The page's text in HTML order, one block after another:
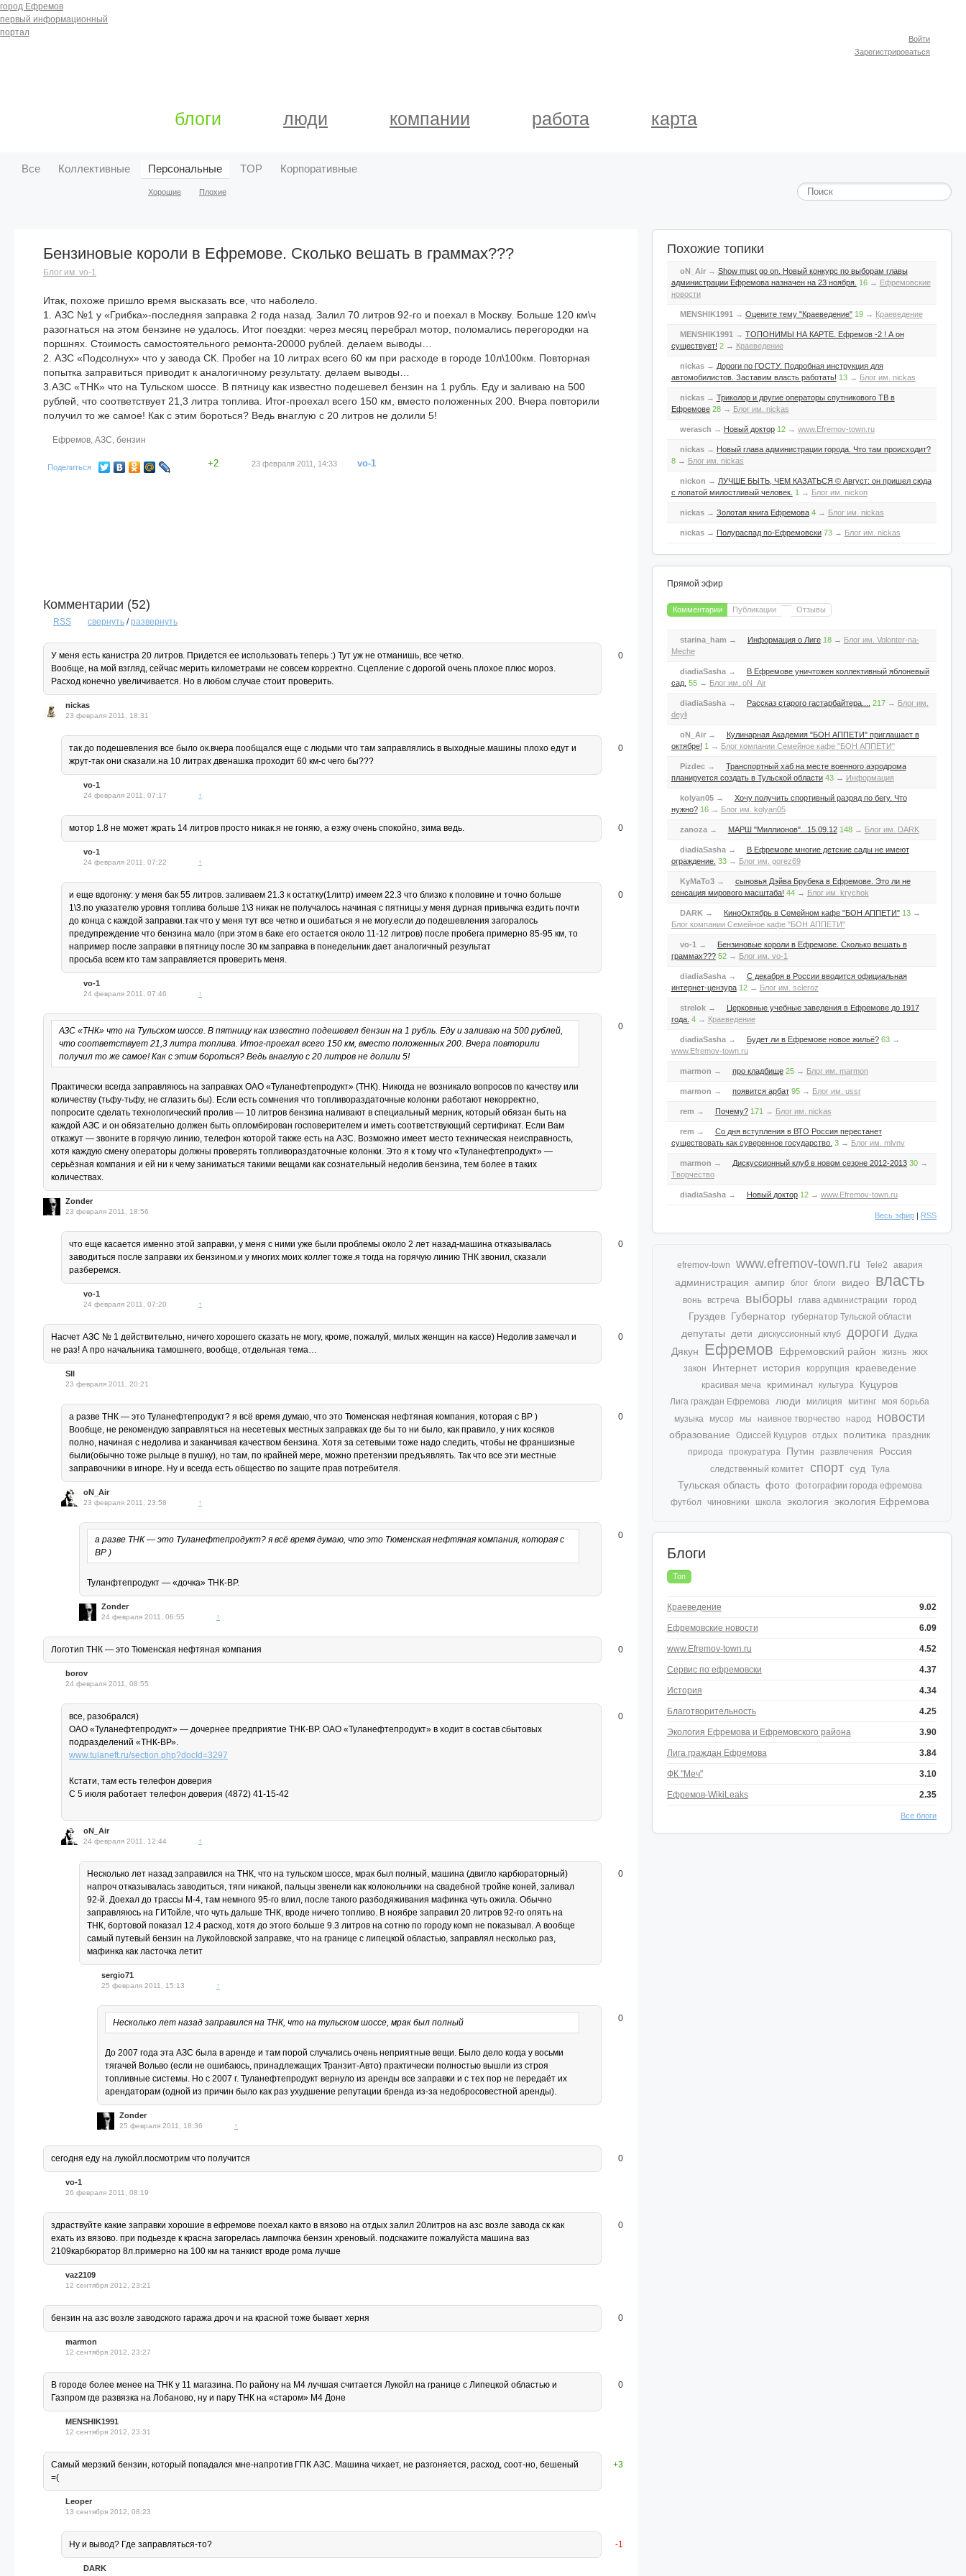
Войти
Зарегистрироваться
город Ефремов
первый информационный
портал
блоги люди компании работа карта
Все Коллективные Персональные
Хорошие Плохие
TOP Корпоративные
Бензиновые короли в Ефремове. Сколько вешать в граммах???
Блог им. vo-1
Итак, похоже пришло время высказать все, что наболело.
1. АЗС №1 у «Грибка»-последняя заправка 2 года назад. Залил 70 литров 92-го и поехал в Москву. Больше 120 км\ч
разогнаться на этом бензине не удалось. Итог поездки: через месяц перебрал мотор, поломались перегородки на
поршнях. Стоимость самостоятельного ремонта-20000 рублей. делаем выводы…
2. АЗС «Подсолнух» что у завода СК. Пробег на 10 литрах всего 60 км при расходе в городе 10л\100км. Повторная
попытка заправиться приводит к аналогичному результату. делаем выводы…
3.АЗС «ТНК» что на Тульском шоссе. В пятницу как известно подешевел бензин на 1 рубль. Еду и заливаю на 500
рублей, что соответствует 21,3 литра топлива. Итог-проехал всего 150 км, вместо положенных 200. Вчера повторили
получил то же самое! Как с этим бороться? Ведь внаглую с 20 литров не долили 5!
Ефремов, АЗС, бензин
Поделиться +2 23 февраля 2011, 14:33 vo-1
Комментарии (52)
RSS свернуть /развернуть
У меня есть канистра 20 литров. Придется ее использовать теперь :) Тут уж не отманишь, все четко.
Вообще, на мой взгляд, сейчас мерить километрами не совсем корректно. Сцепление с дорогой очень плохое плюс мороз.
Расход конечно увеличивается. Но в любом случае стоит проверить.
0
nickas
23 февраля 2011, 18:31
так до подешевления все было ок.вчера пообщался еще с людьми что там заправлялись в выходные.машины плохо едут и
жрут-так они сказали.на 10 литрах двенашка проходит 60 км-с чего бы???
0
vo-1
24 февраля 2011, 07:17 ↑
мотор 1.8 не может жрать 14 литров просто никак.я не гоняю, а езжу очень спокойно, зима ведь. 0
vo-1
24 февраля 2011, 07:22 ↑
и еще вдогонку: у меня бак 55 литров. заливаем 21.3 к остатку(1литр) имеем 22.3 что близко к половине и точно больше
1\3.по указателю уровня топлива больше 1\3 никак не получалось начиная с пятницы.у меня дурная привычка ездить почти
до конца с каждой заправки.так что у меня тут все четко и ошибаться я не могу.если до подешевления загоралось
предупреждение что бензина мало (при этом в баке его остается около 11-12 литров) после пробега примерно 85-95 км, то
например после заправки в пятницу после 30 км.заправка в понедельник дает аналогичный результат
просьба всем кто там заправляется проверить меня.
0
vo-1
24 февраля 2011, 07:46 ↑
АЗС «ТНК» что на Тульском шоссе. В пятницу как известно подешевел бензин на 1 рубль. Еду и заливаю на 500 рублей,
что соответствует 21,3 литра топлива. Итог-проехал всего 150 км, вместо положенных 200. Вчера повторили
получил то же самое! Как с этим бороться? Ведь внаглую с 20 литров не долили 5!
Практически всегда заправляюсь на заправках ОАО «Туланефтепродукт» (ТНК). Никогда не возникало вопросов по качеству или
количеству (тьфу-тьфу, не сглазить бы). Если есть сомнения что топливораздаточные колонки работают некорректно,
попросите сделать технологический пролив — 10 литров бензина наливают в специальный мерник, который обязан быть на
каждой АЗС и он обязательно должен быть опломбирован госповерителем и иметь соответствующий сертификат. Если Вам
откажут — звоните в горячую линию, телефон которой также есть на АЗС. Возможно имеет место техническая неисправность,
хотя каждую смену операторы должны проверять топливораздаточные колонки. Это я к тому что «Туланефтепродукт» —
серьёзная компания и ей ни к чему заниматься такими вещами как сознательный недолив бензина, тем более в таких
количествах.
0
Zonder
23 февраля 2011, 18:56
что еще касается именно этой заправки, у меня с ними уже были проблемы около 2 лет назад-машина отказывалась
заводиться после заправки их бензином.и у многих моих коллег тоже.я тогда на горячую линию ТНК звонил, сказали
разберемся.
0
vo-1
24 февраля 2011, 07:20 ↑
Насчет АЗС № 1 действительно, ничего хорошего сказать не могу, кроме, пожалуй, милых женщин на кассе) Недолив замечал и
не раз! А про начальника тамошнего, вообще, отдельная тема…
0
SII
23 февраля 2011, 20:21
а разве ТНК — это Туланефтепродукт? я всё время думаю, что это Тюменская нефтяная компания, которая с BP )
Вообще, не рекомендую заправляться на несетевых местных заправках где бы то ни было, как правило, у них косяков
полно, начиная с недолива и заканчивая качеством бензина. Хотя за сетевыми тоже надо следить, чтобы не франшизные
были(обычно тоже рыльце в пушку), но там, по крайней мере, можно претензии предъявлять. Так что все эти местные
заправочники в игноре. Ну и всегда есть общество по защите прав потребителя.
0
oN_Air
23 февраля 2011, 23:58 ↑
а разве ТНК — это Туланефтепродукт? я всё время думаю, что это Тюменская нефтяная компания, которая с
BP )
Туланфтепродукт — «дочка» ТНК-BP.
0
Zonder
24 февраля 2011, 06:55 ↑
Логотип ТНК — это Тюменская нефтяная компания 0
borov
24 февраля 2011, 08:55
все, разобрался)
ОАО «Туланефтепродукт» — дочернее предприятие ТНК-ВР. ОАО «Туланефтепродукт» в ходит в состав сбытовых
подразделений «ТНК-ВР».
www.tulaneft.ru/section.php?docId=3297
Кстати, там есть телефон доверия
С 5 июля работает телефон доверия (4872) 41-15-42
0
oN_Air
24 февраля 2011, 12:44 ↑
Несколько лет назад заправился на ТНК, что на тульском шоссе, мрак был полный, машина (двигло карбюраторный)
напроч отказывалась заводиться, тяги никакой, пальцы звенели как колокольчики на свадебной тройке коней, заливал
92-й. Доехал до трассы М-4, там немного 95-го влил, после такого разбодяживания мафинка чуть ожила. Обычно
заправляюсь на ГИТойле, что чуть дальше ТНК, вроде ничего топливо. В ноябре заправил 20 литров 92-го опять на
ТНК, бортовой показал 12.4 расход, хотя до этого больше 9.3 литров на сотню по городу комп не показывал. А вообще
самый путевый бензин на Лукойловской заправке, что на границе с липецкой областью, заправлял несколько раз,
мафинка как ласточка летит
0
sergio71
25 февраля 2011, 15:13 ↑
Несколько лет назад заправился на ТНК, что на тульском шоссе, мрак был полный
До 2007 года эта АЗС была в аренде и там порой случались очень неприятные вещи. Было дело когда у восьми
тягачей Вольво (если не ошибаюсь, принадлежащих Транзит-Авто) практически полностью вышли из строя
топливные системы. Но с 2007 г. Туланефтепродукт вернуло из аренды все заправки и с тех пор не передаёт их
арендаторам (одной из причин было как раз ухудшение репутации бренда из-за недобросовестной аренды).
0
Zonder
25 февраля 2011, 18:36 ↑
сегодня еду на лукойл.посмотрим что получится 0
vo-1
26 февраля 2011, 08:19
здраствуйте какие заправки хорошие в ефремове поехал както в вязово на отдых залил 20литров на азс возле завода ск как
ехать из вязово. при подьезде к красна загорелась лампочка бензин хреновый. подскажите пожалуйста машина ваз
2109карбюратор 8л.примерно на 100 км на танкист вроде рома лучше
0
vaz2109
12 сентября 2012, 23:21
бензин на азс возле заводского гаража дроч и на красной тоже бывает херня 0
marmon
12 сентября 2012, 23:27
В городе более менее на ТНК у 11 магазина. По району на М4 лучшая считается Лукойл на границе с Липецкой областью и
Газпром где развязка на Лобаново, ну и пару ТНК на «старом» М4 Доне
0
MENSHIK1991
12 сентября 2012, 23:31
Самый мерзкий бензин, который попадался мне-напротив ГПК АЗС. Машина чихает, не разгоняется, расход, соот-но, бешеный
=(
+3
Leoper
13 сентября 2012, 08:23
Ну и вывод? Где заправляться-то? -1
DARK
Похожие топики
oN_Air→ Show must go on. Новый конкурс по выборам главы
администрации Ефремова назначен на 23 ноября. 16→ Ефремовские
новости
MENSHIK1991 → Оцените тему "Краеведение" 19→ Краеведение
MENSHIK1991 → ТОПОНИМЫ НА КАРТЕ. Ефремов -2 ! А он
существует! 2→ Краеведение
nickas→ Дороги по ГОСТУ. Подробная инструкция для
автомобилистов. Заставим власть работать! 13→ Блог им. nickas
nickas→ Триколор и другие операторы спутникового ТВ в
Ефремове 28→ Блог им. nickas
werasch → Новый доктор 12→ www.Efremov-town.ru
nickas→ Новый глава администрации города. Что там происходит?
8→ Блог им. nickas
nickon → ЛУЧШЕ БЫТЬ, ЧЕМ КАЗАТЬСЯ © Август: он пришел сюда
с лопатой милостливый человек. 1 → Блог им. nickon
nickas→ Золотая книга Ефремова 4→ Блог им. nickas
nickas→ Полураспад по-Ефремовски 73→ Блог им. nickas
Прямой эфир
Комментарии Публикации Отзывы
starina_ham → Информация о Лиге 18→ Блог им. Volonter-na-
Meche
diadiaSasha→
В Ефремове уничтожен коллективный яблоневый
сад. 55→ Блог им. oN_Air
diadiaSasha→ Рассказ старого гастарбайтера.... 217→ Блог им.
deyli
oN_Air→
Кулинарная Академия "БОН АППЕТИ" приглашает в
октябре! 1 → Блог компании Семейное кафе "БОН АППЕТИ"
Pizdec→
Транспортный хаб на месте военного аэродрома
планируется создать в Тульской области 43→ Информация
kolyan05→
Хочу получить спортивный разряд по бегу. Что
нужно? 16→ Блог им. kolyan05
zanoza→ МАРШ "Миллионов"...15.09.12 148→ Блог им. DARK
diadiaSasha→
В Ефремове многие детские сады не имеют
ограждение. 33→ Блог им. gorez69
KyMaTo3→
сыновья Дэйва Брубека в Ефремове. Это ли не
сенсация мирового масштаба! 44→ Блог им. krychok
DARK → КиноОктябрь в Семейном кафе "БОН АППЕТИ" 13→
Блог компании Семейное кафе "БОН АППЕТИ"
vo-1 →
Бензиновые короли в Ефремове. Сколько вешать в
граммах??? 52→ Блог им. vo-1
diadiaSasha→
С декабря в России вводится официальная
интернет-цензура 12→ Блог им. scleroz
strelok→
Церковные учебные заведения в Ефремове до 1917
года. 4→ Краеведение
diadiaSasha→ Будет ли в Ефремове новое жильё? 63→
www.Efremov-town.ru
marmon → про кладбище 25→ Блог им. marmon
marmon → появится арбат 95→ Блог им. ussr
rem → Почему? 171 → Блог им. nickas
rem →
Со дня вступления в ВТО Россия перестанет
существовать как суверенное государство. 3→ Блог им. mlvnv
marmon → Дискуссионный клуб в новом сезоне 2012-2013 30→
Творчество
diadiaSasha→ Новый доктор 12→ www.Efremov-town.ru
Весь эфир| RSS
efremov-town www.efremov-town.ru Tele2 авария
администрация ампир блог блоги видео власть
вонь встреча выборы глава администрации город
Груздев Губернатор губернатор Тульской области
депутаты дети дискуссионный клуб дороги Дудка
Дякун Ефремов Ефремовский район жизнь жкх
закон Интернет история коррупция краеведение
красивая меча криминал культура Куцуров
Лига граждан Ефремова люди милиция митинг
моя борьба
музыка
мусор мы наивное творчество народ новости
образование Одиссей Куцуров отдых политика
праздник
природа
прокуратура Путин развлечения Россия
следственный комитет спорт суд Тула
Тульская область фото
фотографии города ефремова
футбол
чиновники школа экология экология Ефремова
Блоги
Топ
9.02
Краеведение
6.09
Ефремовские новости
4.52
www.Efremov-town.ru
4.37
Сервис по ефремовски
4.34
История
4.25
Благотворительность
3.90
Экология Ефремова и Ефремовского района
3.84
Лига граждан Ефремова
3.10
ФК "Меч"
2.35
Ефремов-WikiLeaks
Все блоги